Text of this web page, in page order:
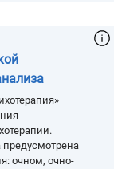
—
предусмотрена
очном, очно-